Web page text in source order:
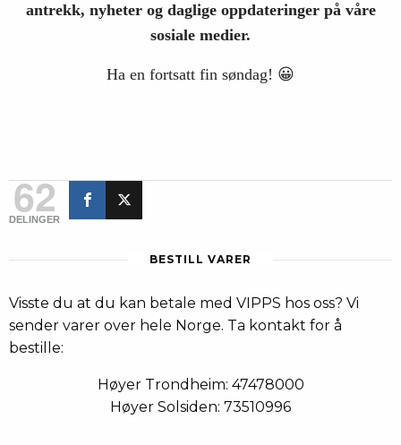
antrekk, nyheter og daglige oppdateringer på våre
sosiale medier.
Ha en fortsatt fin søndag! 😀
62
DELINGER
BESTILL VARER
Visste du at du kan betale med VIPPS hos oss? Vi
sender varer over hele Norge. Ta kontakt for å
bestille:
Høyer Trondheim: 47478000
Høyer Solsiden: 73510996